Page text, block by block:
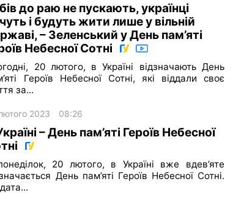
до раю не пускають, українці
і будуть жити лише у вільній
– Зеленський у День пам’яті
Небесної Сотні
20 лютого, в Україні відзначають День
Героїв Небесної Сотні, які віддали своє
за...
2023 08:26
– День пам’яті Героїв Небесної
20 лютого, в Україні вже вдев’яте
День пам’яті Героїв Небесної Сотні.